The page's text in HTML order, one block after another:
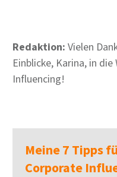
Redaktion: Vielen
Einblicke, Karina, in
Influencing!
Meine 7 Tipps
Corporate